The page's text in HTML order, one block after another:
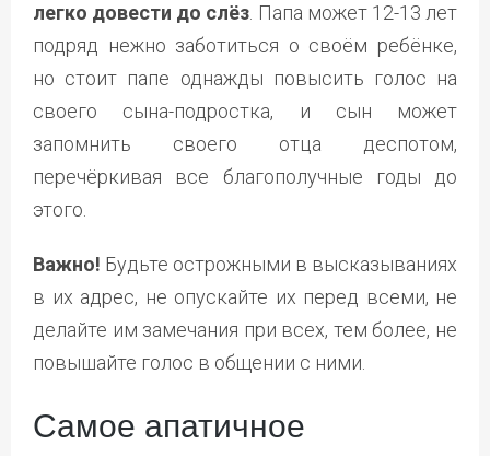
легко довести до слёз. Папа может 12-13 лет
подряд нежно заботиться о своём ребёнке,
но стоит папе однажды повысить голос на
своего сына-подростка, и сын может
запомнить своего отца деспотом,
перечёркивая все благополучные годы до
этого.
Важно! Будьте острожными в высказываниях
в их адрес, не опускайте их перед всеми, не
делайте им замечания при всех, тем более, не
повышайте голос в общении с ними.
Самое апатичное